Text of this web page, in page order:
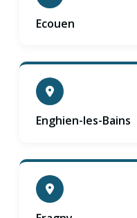
Ecouen
Enghien-les-Bains